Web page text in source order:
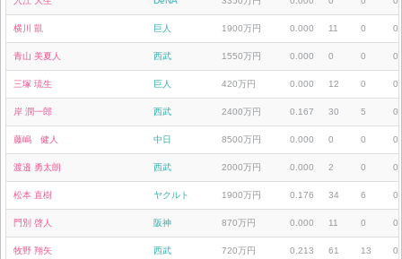
横川 凱 巨人 1900万円 0.000 11 0 0
青山 美夏人 西武 1550万円 0.000 0 0 0
三塚 琉生 巨人 420万円 0.000 12 0 0
岸 潤一郎 西武 2400万円 0.167 30 5 0
藤嶋 健人 中日 8500万円 0.000 0 0 0
渡邉 勇太朗 西武 2000万円 0.000 2 0 0
松本 直樹 ヤクルト 1900万円 0.176 34 6 0
門別 啓人 阪神 870万円 0.000 11 0 0
牧野 翔矢 西武 720万円 0.213 61 13 0